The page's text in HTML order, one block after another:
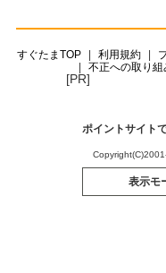
すぐたまTOP 利用規約
不正への取り組
[PR]
ポイントサイト
表示モ